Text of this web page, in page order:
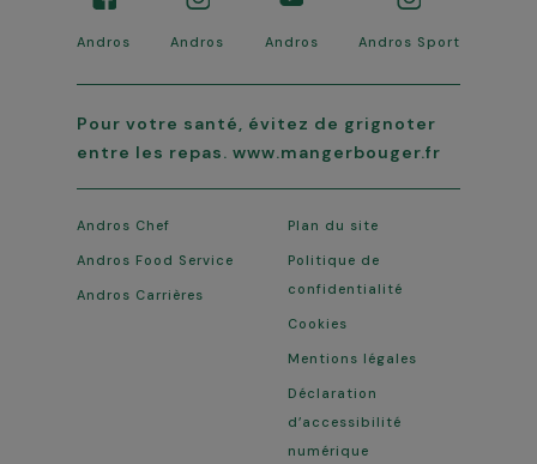
Plan du site
Politique de
confidentialité
Cookies
Mentions légales
Déclaration
d’accessibilité
numérique
Andros Chef
Andros Food Service
Andros Carrières
Andros Andros Andros Andros Sport
Pour votre santé, évitez de grignoter
entre les repas. www.mangerbouger.fr